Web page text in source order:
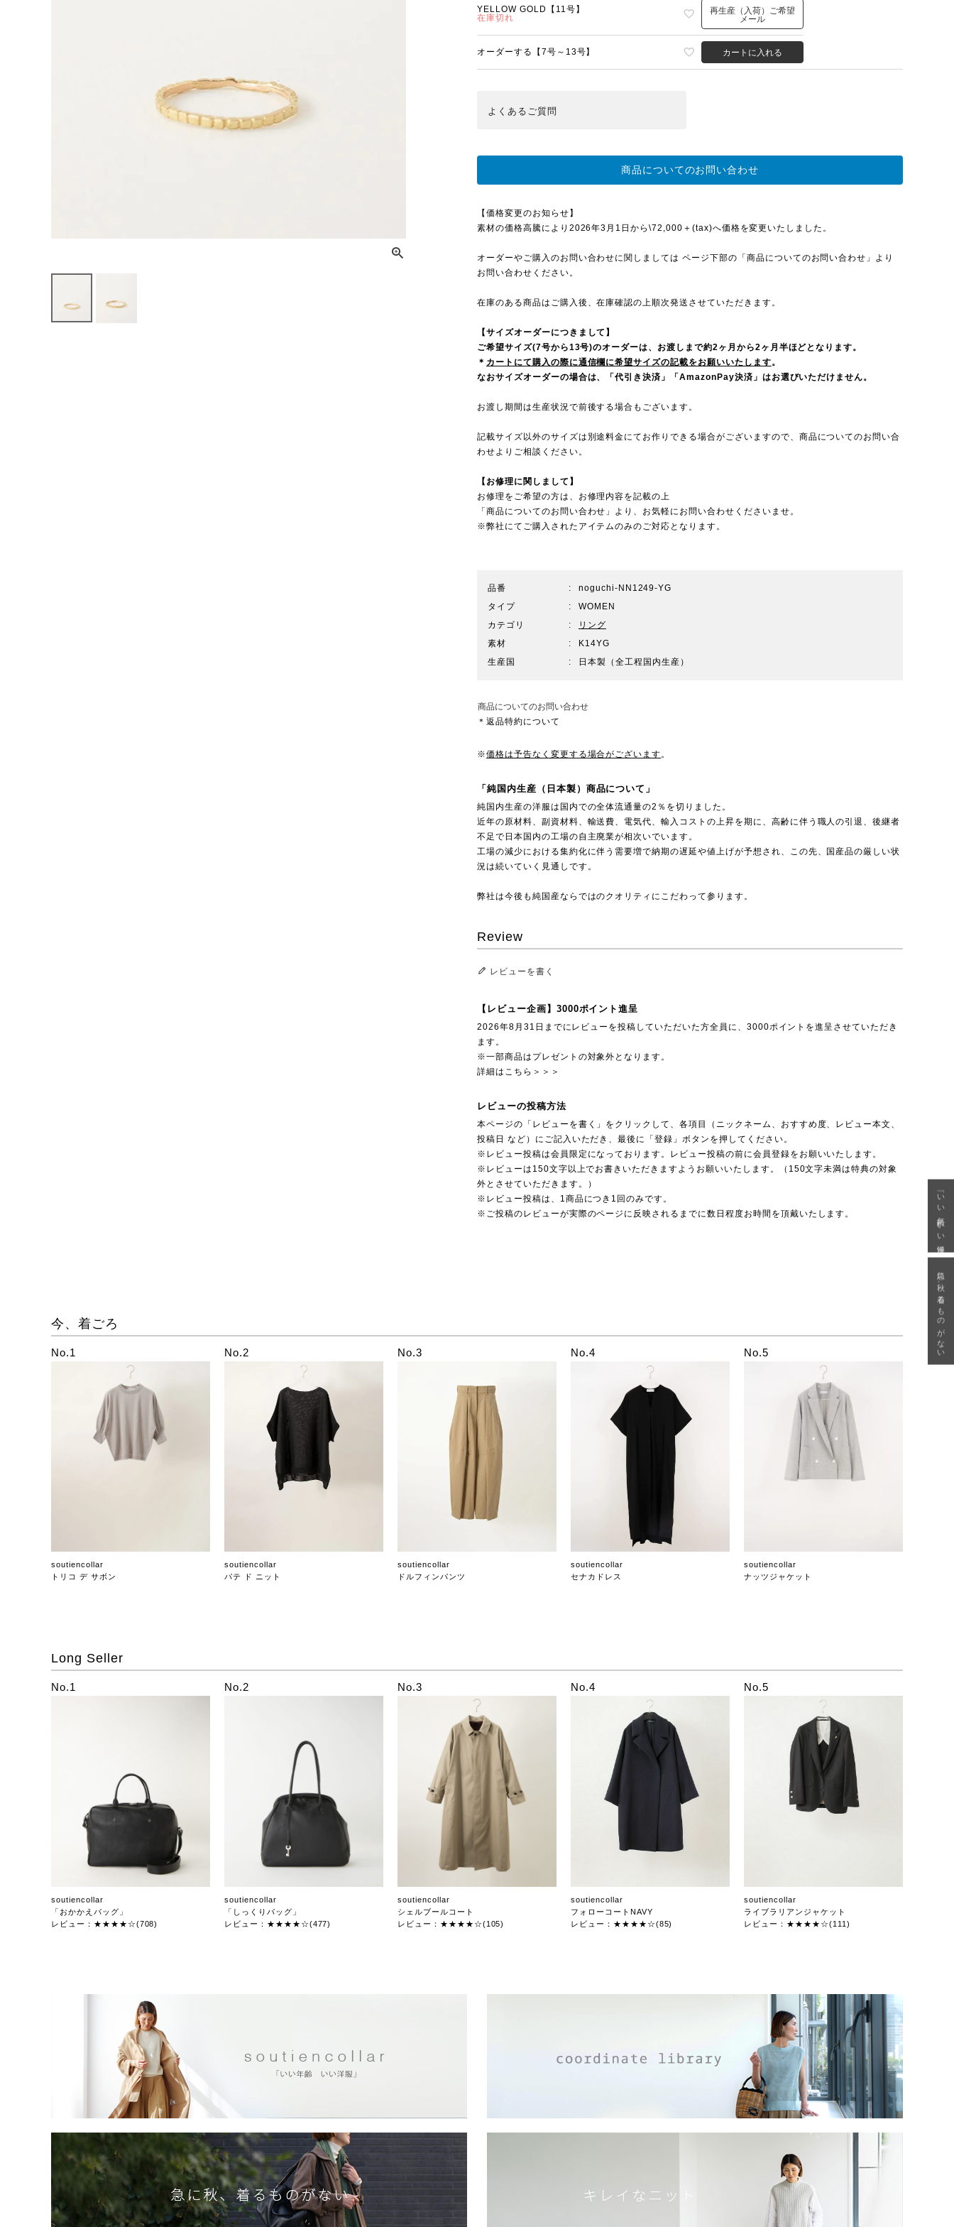
YELLOW GOLD【11号】
在庫切れ
再生産（入荷）ご希望
メール
オーダーする【7号～13号】 カートに入れる
よくある ご質問
商品についてのお問い合わせ
【価格変更のお知らせ】
素材の価格高騰により2026年3月1日から\72,000＋(tax)へ価格を変更いたしました。
オーダーやご購入のお問い合わせに関しましては ページ下部の「商品についてのお問い合わせ」より
お問い合わせください。
在庫のある商品はご購入後、在庫確認の上順次発送させていただきます。
【サイズオーダーにつきまして】
ご希望サイズ(7号から13号)のオーダーは、お渡しまで約2ヶ月から2ヶ月半ほどとなります。
＊ カートにて購入の際に通信欄に希望サイズの記載をお願いいたします。
なおサイズオーダーの場合は、「代引き決済」「AmazonPay決済」はお選びいただけません。
お渡し期間は生産状況で前後する場合もございます。
記載サイズ以外のサイズは別途料金にてお作りできる場合がございますので、 商品についてのお問い合
わせ よりご相談ください。
【お修理に関しまして】
お修理をご希望の方は、お修理内容を記載の上
「商品についてのお問い合わせ」より、お気軽にお問い合わせくださいませ。
※弊社にてご購入されたアイテムのみのご対応となります。
品番
noguchi-NN1249-YG
タイプ
WOMEN
カテゴリ
リング
素材
K14YG
生産国
日本製（全工程国内生産）
商品についてのお問い合わせ
＊返品特約について
※価格は予告なく変更する場合がございます 。
「純国内生産（日本製）商品について」
純国内生産の洋服は国内での全体流通量の2％を切りました。
近年の原材料、副資材料、輸送費、電気代、輸入コストの上昇を期に、高齢に伴う職人の引退、後継者
不足で日本国内の工場の自主廃業が相次いでいます。
工場の減少における集約化に伴う需要増で納期の遅延や値上げが予想され、この先、国産品の厳しい状
況は続いていく見通しです。
弊社は今後も純国産ならではのクオリティにこだわって参ります。
Review
レビューを書く
【レビュー企画】3000ポイント進呈
2026年8月31日までにレビューを投稿していただいた方全員に、3000ポイントを進呈させていただき
ます。
※一部商品はプレゼントの対象外となります。
詳細はこちら＞＞＞
レビューの投稿方法
本ページの「レビューを書く」をクリックして、各項目（ニックネーム、おすすめ度、レビュー本文、
投稿日 など）にご記入いただき、最後に「登録」ボタンを押してください。
※レビュー投稿は会員限定になっております。レビュー投稿の前に会員登録をお願いいたします。
※レビューは150文字以上でお書きいただきますようお願いいたします。（150文字未満は特典の対象
外とさせていただきます。）
※レビュー投稿は、1商品につき1回のみです。
※ご投稿のレビューが実際のページに反映されるまでに数日程度お時間を頂戴いたします。
今、着ごろ
No.1
soutiencollar
トリコ デ サボン
No.2
soutiencollar
パテ ド ニット
No.3
soutiencollar
ドルフィンパンツ
No.4
soutiencollar
セナカドレス
No.5
soutiencollar
ナッツジャケット
Long Seller
No.1
soutiencollar
「おかかえバッグ」
レビュー：★★★★☆(708)
No.2
soutiencollar
「しっくりバッグ」
レビュー：★★★★☆(477)
No.3
soutiencollar
シェルブールコート
レビュー：★★★★☆(105)
No.4
soutiencollar
フォローコートNAVY
レビュー：★★★★☆(85)
No.5
soutiencollar
ライブラリアンジャケット
レビュー：★★★★☆(111)
「いい年齢 いい洋服」
急に秋、着るものがない